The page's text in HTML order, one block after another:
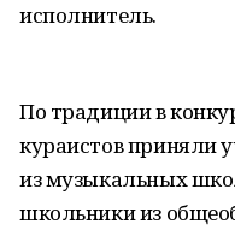
исполнитель.
По традиции в
кураистов приняли
из музыкальных
школьники из